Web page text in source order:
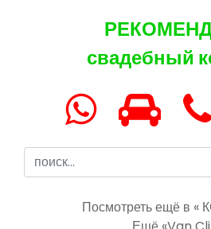
свадебный
Посмотреть ещё в